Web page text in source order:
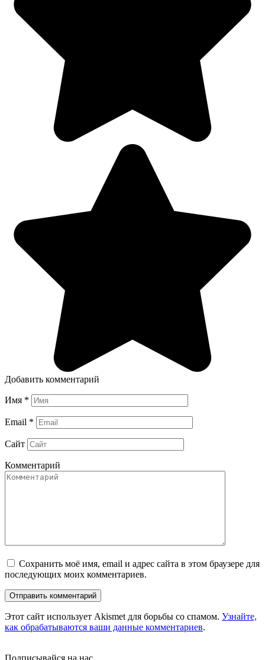
Добавить комментарий
Имя *
Email *
Сайт
Комментарий
Сохранить моё имя, email и адрес сайта в этом браузере для
последующих моих комментариев.
Этот сайт использует Akismet для борьбы со спамом. Узнайте,
как обрабатываются ваши данные комментариев.